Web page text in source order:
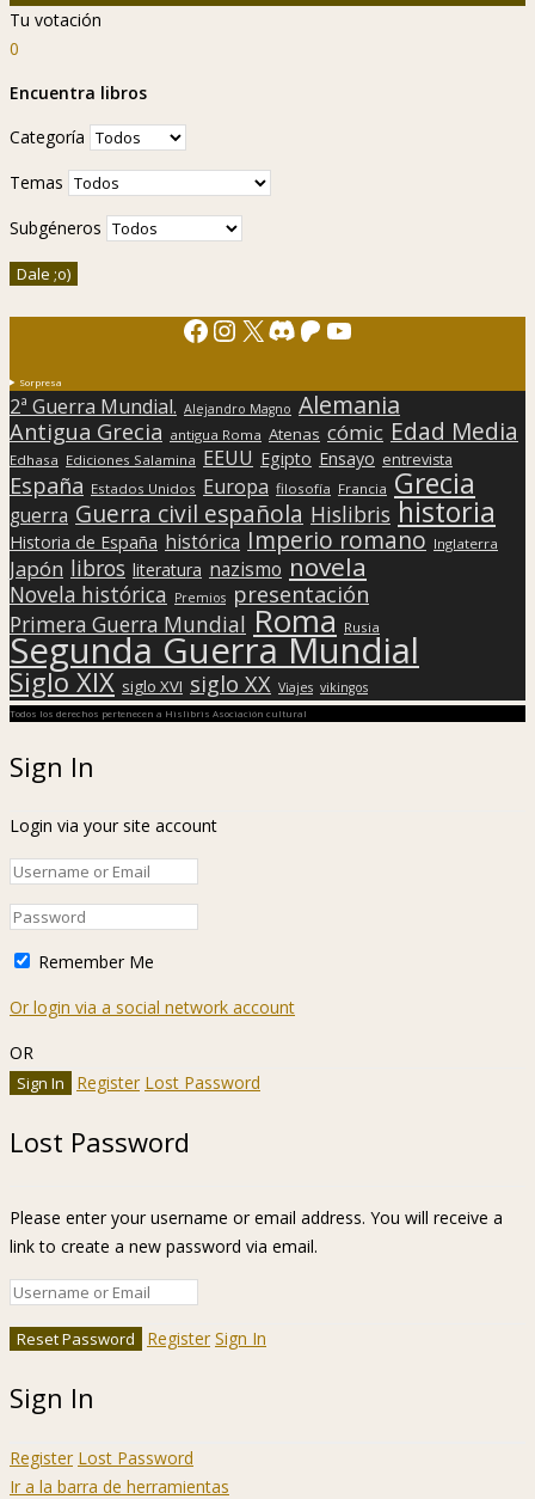
Tu votación
0
Encuentra libros
Categoría
Temas
Subgéneros
Facebook
Instagram
X Discord
Patreon
YouTube
Sorpresa
2ª Guerra Mundial. Alejandro Magno Alemania
Antigua Grecia antigua Roma Atenas cómic Edad Media
Edhasa Ediciones Salamina EEUU Egipto Ensayo entrevista
España Estados Unidos Europa filosofía Francia Grecia
guerra Guerra civil española Hislibris historia
Historia de España histórica Imperio romano Inglaterra
Japón libros literatura nazismo novela
Novela histórica Premios presentación
Primera Guerra Mundial Roma Rusia
Segunda Guerra Mundial
Siglo XIX siglo XVI siglo XX Viajes vikingos
Todos los derechos pertenecen a Hislibris Asociación cultural
Sign In
Login via your site account
Remember Me
Or login via a social network account
OR
Register Lost Password
Lost Password
Please enter your username or email address. You will receive a
link to create a new password via email.
Register Sign In
Sign In
Register Lost Password
Ir a la barra de herramientas